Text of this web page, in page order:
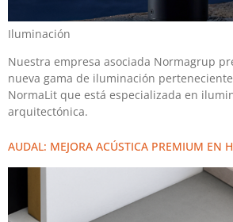
Iluminación
Nuestra empresa asociada Normagrup
nueva gama de iluminación
NormaLit que está especializada en
arquitectónica.
AUDAL: MEJORA ACÚSTICA PREMIUM EN